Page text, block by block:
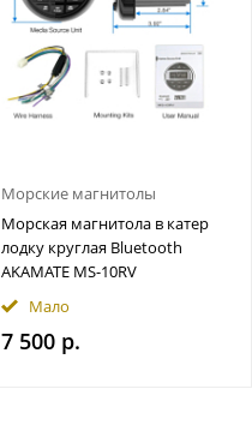
Морские магнитолы
Морская магнитола в катер
лодку круглая Bluetooth
AKAMATE MS-10RV
Мало
7 500 р.